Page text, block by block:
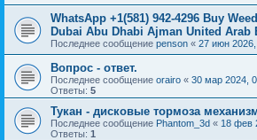
WhatsApp +1(581) 942-4296 Buy
Dubai Abu Dhabi Ajman United Arab
Последнее сообщение penson « 27 июн
Вопрос - ответ.
Последнее сообщение orairo « 30 мар 2024,
Ответы: 5
Тукан - дисковые тормоза
Последнее сообщение Phantom_3d « 18 фев
Ответы: 1